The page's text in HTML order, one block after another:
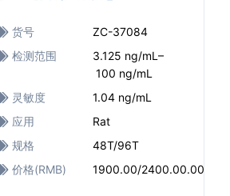
货号
ZC-37084
检测范围
3.125 ng/mL–
100 ng/mL
灵敏度
1.04 ng/mL
应用
Rat
规格
48T/96T
价格(RMB)
1900.00/2400.00.00